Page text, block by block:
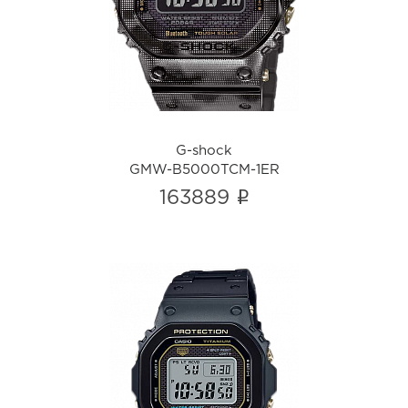
G-shock
GMW-B5000TCM-1ER
i
G-shock
GMW-B5000TCM-1ER
163889 i
G-shock